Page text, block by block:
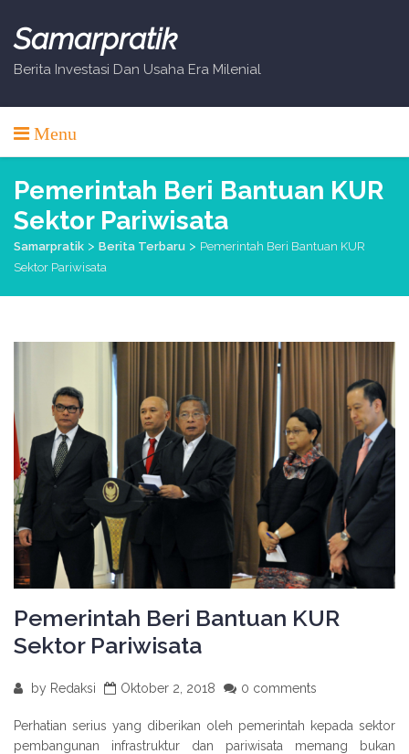
content
Samarpratik
Berita Investasi Dan Usaha Era Milenial
Menu
Pemerintah Beri Bantuan KUR
Sektor Pariwisata
Samarpratik > Berita Terbaru > Pemerintah Beri Bantuan KUR
Sektor Pariwisata
Pemerintah Beri Bantuan KUR
Sektor Pariwisata
by Redaksi Oktober 2, 2018 0 comments
Perhatian serius yang diberikan oleh pemerintah kepada sektor
pembangunan infrastruktur dan pariwisata memang bukan